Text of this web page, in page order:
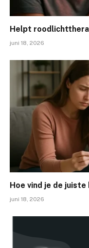
Helpt
juni 18, 2026
Hoe vind je de
juni 18, 2026